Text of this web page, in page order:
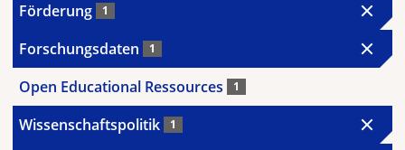
Förderung 1
Forschungsdaten 1
Open Educational Ressources 1
Wissenschaftspolitik 1